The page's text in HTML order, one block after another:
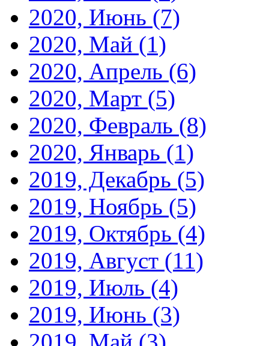
2020, Июнь (7)
2020, Май (1)
2020, Апрель (6)
2020, Март (5)
2020, Февраль (8)
2020, Январь (1)
2019, Декабрь (5)
2019, Ноябрь (5)
2019, Октябрь (4)
2019, Август (11)
2019, Июль (4)
2019, Июнь (3)